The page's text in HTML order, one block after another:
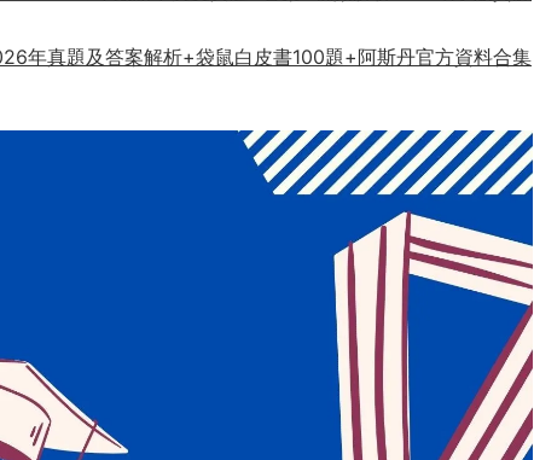
年真題及答案解析+袋鼠白皮書100題+阿斯丹官方資料合集